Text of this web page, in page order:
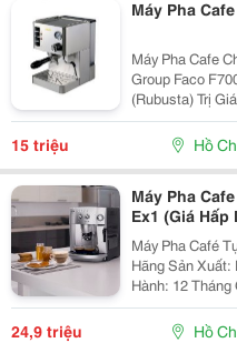
Máy Pha
Máy Pha Cafe
Group Faco F700A Khuyến Mãi 1Kg Cà Phê
(Rubusta) Trị Giá 280.000
Nghiệp Espresso 1 Group.
15 triệu Hồ
Máy Pha
Ex1 (Giá Hấp
Máy Pha Café
Hãng Sản
Hành: 12 Tháng Giá Niêm Yết: 29.700.000 Vnđ Mô Tả
&Ldquo;Công
Fresh Công
24,9 triệu Hồ